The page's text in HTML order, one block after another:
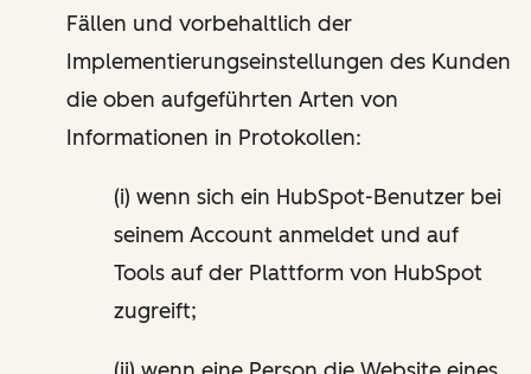
Fällen und vorbehaltlich der
Implementierungseinstellungen des Kunden
die oben aufgeführten Arten von
Informationen in Protokollen:
(i) wenn sich ein HubSpot-Benutzer bei
seinem Account anmeldet und auf
Tools auf der Plattform von HubSpot
zugreift;